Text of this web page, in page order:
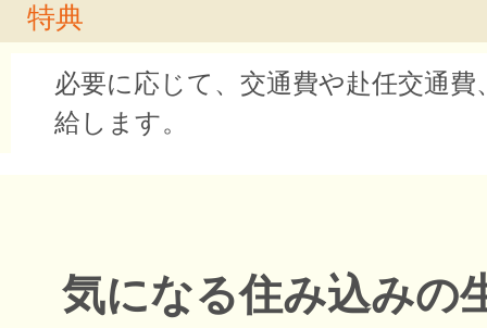
特典
必要に応じて、交通費や赴任交通費
給します。
気になる住み込みの